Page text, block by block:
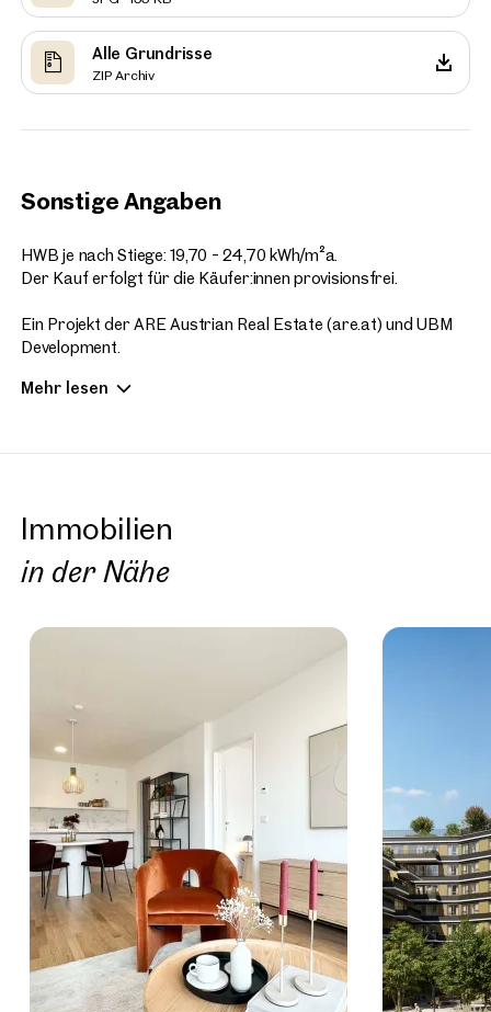
Alle Grundrisse
ZIP Archiv
Sonstige Angaben
HWB je nach Stiege: 19,70 - 24,70 kWh/m²a.
Der Kauf erfolgt für die Käufer:innen provisionsfrei.
Ein Projekt der ARE Austrian Real Estate (are.at) und UBM
Development.
Wir erlauben uns auf das wirtschaftliche Naheverhältnis zum
Mehr lesen
Immobilien
in der Nähe